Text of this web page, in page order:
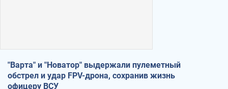
"Варта" и "Новатор" выдержали пулеметный
обстрел и удар FPV-дрона, сохранив жизнь
офицеру ВСУ